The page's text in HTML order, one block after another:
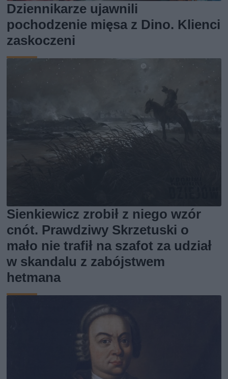
Dziennikarze ujawnili
pochodzenie mięsa z Dino. Klienci
zaskoczeni
Sienkiewicz zrobił z niego wzór
cnót. Prawdziwy Skrzetuski o
mało nie trafił na szafot za udział
w skandalu z zabójstwem
hetmana